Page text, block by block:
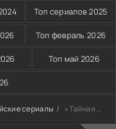
Топ сериалов 2025
Топ февраль 2026
Топ май 2026
сериалы » Тайная страсть (2003)